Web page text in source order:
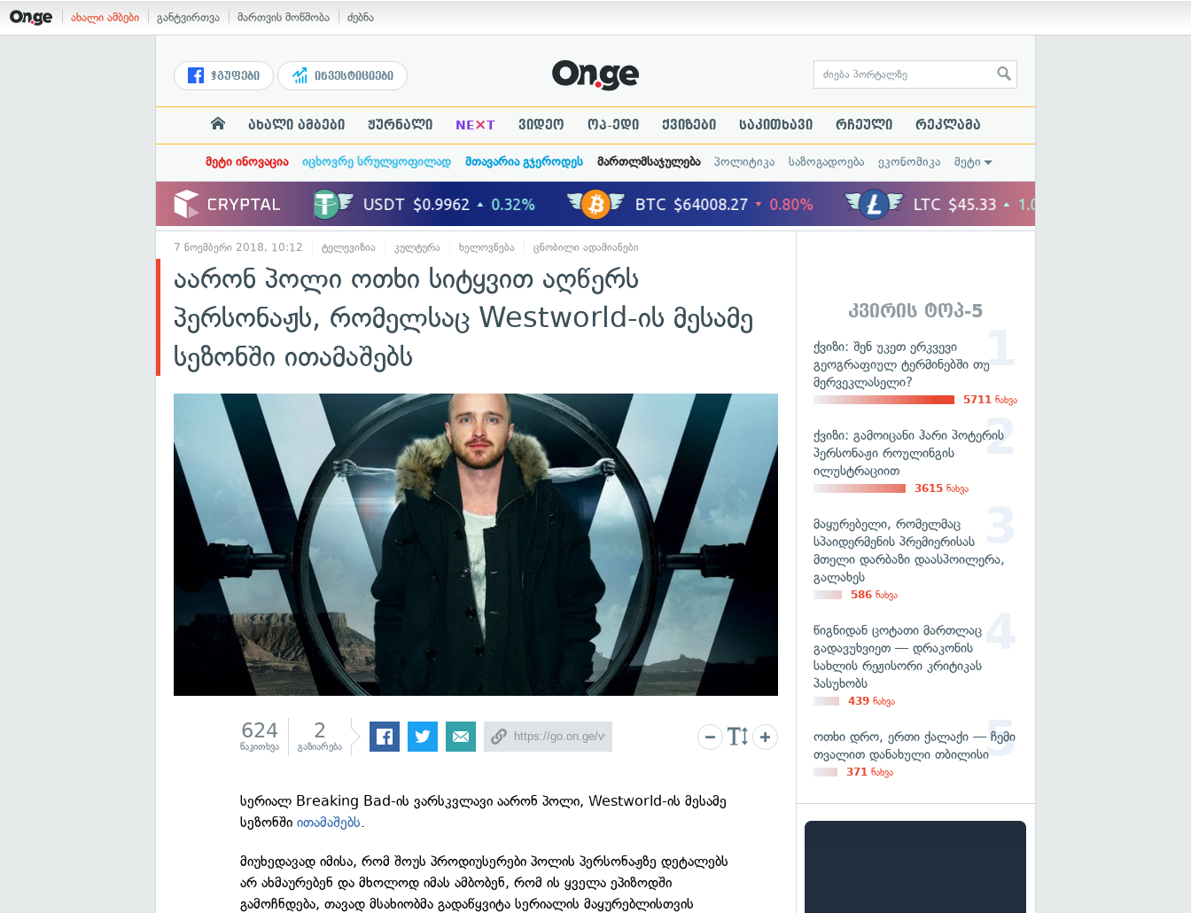
ახალი ამბები განტვირთვა მართვის მოწმობა ძებნა
ჯგუფები ინვესტიციები
ახალი ამბები ჟურნალი NE×T ვიდეო ოპ-ედი ქვიზები საკითხავი რჩეული რეკლამა
მეტი ინოვაცია იცხოვრე სრულყოფილად მთავარია გჯეროდეს მართლმსაჯულება პოლიტიკა საზოგადოება ეკონომიკა მეტი
7 ნოემბერი 2018, 10:12 ტელევიზია კულტურა ხელოვნება ცნობილი ადამიანები
აარონ პოლი ოთხი სიტყვით აღწერს
პერსონაჟს, რომელსაც Westworld-ის მესამე
სეზონში ითამაშებს
624
წაკითხვა
2
გაზიარება
სერიალ Breaking Bad-ის ვარსკვლავი აარონ პოლი, Westworld-ის მესამე
სეზონშიითამაშებს.
მიუხედავად იმისა, რომ შოუს პროდიუსერები პოლის პერსონაჟზე დეტალებს
არ ახმაურებენ და მხოლოდ იმას ამბობენ, რომ ის ყველა ეპიზოდში
გამოჩნდება, თავად მსახიობმა გადაწყვიტა სერიალის მაყურებლისთვის
კვირის ტოპ-5
ქვიზი: შენ უკეთ ერკვევი
გეოგრაფიულ ტერმინებში თუ
მერვეკლასელი?
5711 ნახვა
ქვიზი: გამოიცანი ჰარი პოტერის
პერსონაჟი როულინგის
ილუსტრაციით
3615 ნახვა
მაყურებელი, რომელმაც
სპაიდერმენის პრემიერისას
მთელი დარბაზი დაასპოილერა,
გალახეს
586 ნახვა
წიგნიდან ცოტათი მართლაც
გადავუხვიეთ — დრაკონის
სახლის რეჟისორი კრიტიკას
პასუხობს
439 ნახვა
ოთხი დრო, ერთი ქალაქი — ჩემი
თვალით დანახული თბილისი
371 ნახვა